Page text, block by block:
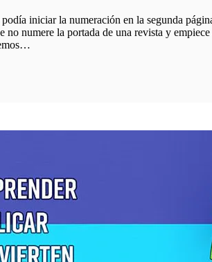
iniciar la numeración en la segunda
numere la portada de una revista y empiece